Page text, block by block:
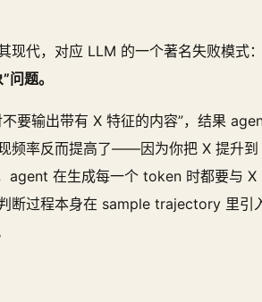
现代，对应 LLM 的一个著名失败模式
问题。
要输出带有 X 特征的内容”，结果
频率反而提高了——因为你把 X 提升到
agent 在生成每一个 token 时都要与 X
断过程本身在 sample trajectory 里引